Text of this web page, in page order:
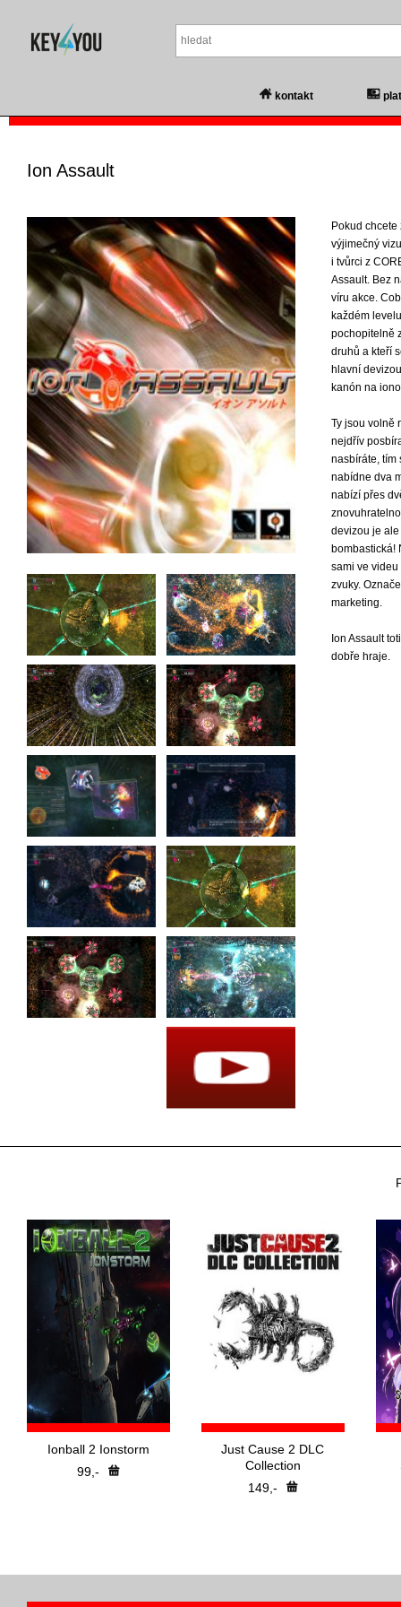
kontakt
Ion Assault
Pokud
výjimečný
i tvůrci z
Assault. Bez
víru akce.
každém
pochopitelně
druhů a kteří
hlavní
kanón na
Ty jsou volně
nejdřív
nasbíráte, tím
nabídne dva
nabízí přes
devizou je
bombastická!
sami ve
zvuky.
marketing.
Ion Assault
dobře hraje.
Ionball 2 Ionstorm
99,-
Just Cause 2 DLC
Collection
149,-